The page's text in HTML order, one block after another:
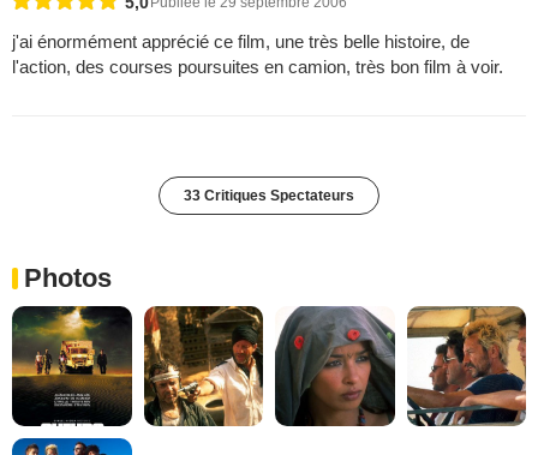
j'ai énormément apprécié ce film, une très belle histoire, de
l'action, des courses poursuites en camion, très bon film à voir.
33 Critiques Spectateurs
Photos